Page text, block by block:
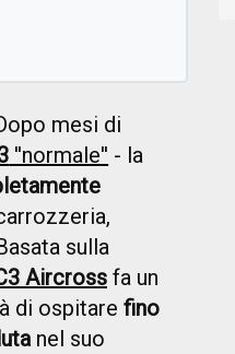
mesi di
''normale'' - la
sulla
Aircross fa un
di ospitare fino
nel suo